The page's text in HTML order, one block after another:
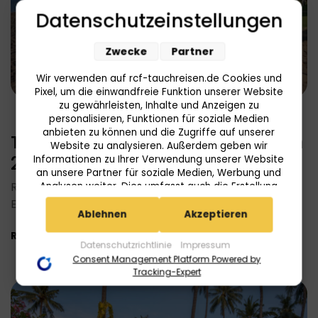
Tauch-Kombi in Dauin Philippinen
2025/2026
Resort + Liveaboard + Tauchen – alles an einem Ort:
Erleben Sie das Beste der Philippinen in nur…
Read More
Datenschutzeinstellungen
Wir verwenden auf rcf-tauchreisen.de Cookies und
Pixel, um die einwandfreie Funktion unserer Website
zu gewährleisten, Inhalte und Anzeigen zu
personalisieren, Funktionen für soziale Medien
anbieten zu können und die Zugriffe auf unserer
Website zu analysieren. Außerdem geben wir
Informationen zu Ihrer Verwendung unserer Website
an unsere Partner für soziale Medien, Werbung und
Analysen weiter. Dies umfasst auch die Erstellung
pseudonymer Nutzungsprofile. Unsere Partner
(Userlike Google Advertising Products) führen diese
zusammen, die Sie ihnen bereitgestellt haben (bspw.
anhand eines persönlichen Accounts) oder welche
sie im Rahmen Ihrer Nutzung der Dienste gesammelt
haben (bspw. Nutzungsdaten anderer Geräte). Ihre
Einwilligung zur Nutzung von Cookies und Pixeln
können Sie jederzeit widerrufen, indem Sie auf den
Datenschutzrichtlinie Impressum
Zwecke Partner
Ablehnen Akzeptieren
Consent Management Platform Powered by
Tracking-Expert